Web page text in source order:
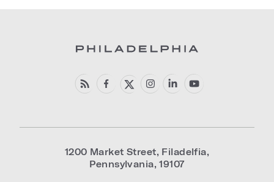
1200 Market Street, Filadelfia,
Pennsylvania,19107